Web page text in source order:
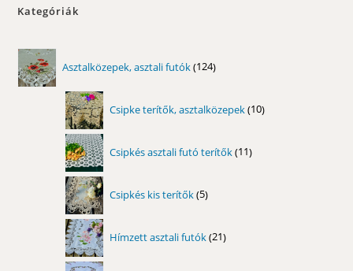
Kategóriák
Asztalközepek, asztali futók 124
termék
Csipke terítők, asztalközepek 10
termék
Csipkés asztali futó terítők 11
termék
Csipkés kis terítők 5
termék
Hímzett asztali futók 21
termék